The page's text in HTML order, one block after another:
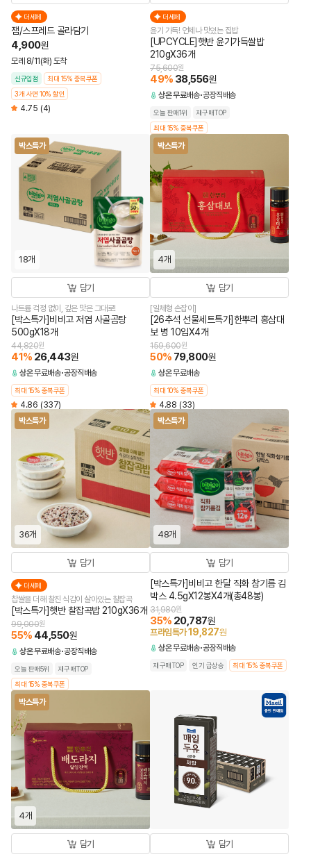
더세페
잼/스프레드 골라담기
4,900원
모레 8/11(화) 도착
신규입점
최대 15% 중복쿠폰
3개 사면 10% 할인
4.75 (4)
더세페
윤기 가득! 언제나 맛있는 집밥
[UPCYCLE]햇반 윤기가득쌀밥
210gX36개
75,600원
49% 38,556원
상온무료배송 공장직배송
오늘 판매1위
재구매TOP
최대 15% 중복쿠폰
박스특가
18개
담기
나트륨 걱정 없이, 깊은 맛은 그대로!
[박스특가]비비고 저염 사골곰탕
500gX18개
44,820원
41% 26,443원
상온무료배송 공장직배송
최대 15% 중복쿠폰
4.86 (337)
박스특가
4개
담기
[일체형 손잡이]
[26추석 선물세트특가]한뿌리 홍삼대
보 병 10입X4개
159,600원
50% 79,800원
상온무료배송
최대 10% 중복쿠폰
4.88 (33)
박스특가
36개
담기
더세페
찹쌀을 더해 찰진 식감이 살아있는 찰잡곡
[박스특가]햇반 찰잡곡밥 210gX36개
99,000원
55% 44,550원
상온무료배송 공장직배송
오늘 판매5위
재구매TOP
최대 15% 중복쿠폰
박스특가
48개
담기
[박스특가]비비고 한달 직화 참기름 김
박스 4.5gX12봉X4개(총48봉)
31,980원
35% 20,787원
프라임특가19,827원
상온무료배송 공장직배송
재구매TOP 인기 급상승 최대 15% 중복쿠폰
박스특가
4개
담기 담기